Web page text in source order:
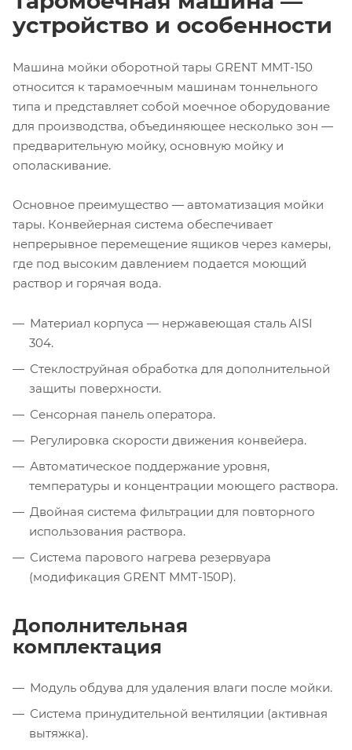
устройство и особенности
Машина мойки оборотной тары GRENT ММТ-150
относится к тарамоечным машинам тоннельного
типа и представляет собой моечное оборудование
для производства, объединяющее несколько зон —
предварительную мойку, основную мойку и
ополаскивание.
Основное преимущество — автоматизация мойки
тары. Конвейерная система обеспечивает
непрерывное перемещение ящиков через камеры,
где под высоким давлением подается моющий
раствор и горячая вода.
Материал корпуса — нержавеющая сталь AISI
304.
Стеклоструйная обработка для дополнительной
защиты поверхности.
Сенсорная панель оператора.
Регулировка скорости движения конвейера.
Автоматическое поддержание уровня,
температуры и концентрации моющего раствора.
Двойная система фильтрации для повторного
использования раствора.
Система парового нагрева резервуара
(модификация GRENT ММТ-150P).
Дополнительная
комплектация
Модуль обдува для удаления влаги после мойки.
Система принудительной вентиляции (активная
вытяжка).